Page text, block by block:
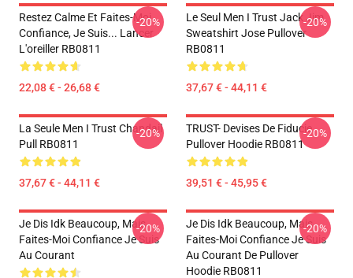
Restez Calme Et Faites-Moi
Confiance, Je Suis... Lancer
L'oreiller RB0811
22,08 € - 26,68 €
-20%
Le Seul Men I Trust Jack Jim
Sweatshirt Jose Pullover
RB0811
37,67 € - 44,11 €
-20%
La Seule Men I Trust Chandail
Pull RB0811
37,67 € - 44,11 €
-20%
TRUST- Devises De Fiducie
Pullover Hoodie RB0811
39,51 € - 45,95 €
-20%
Je Dis Idk Beaucoup, Mais
Faites-Moi Confiance Je Suis
Au Courant
-20%
Je Dis Idk Beaucoup, Mais
Faites-Moi Confiance Je Suis
Au Courant De Pullover
Hoodie RB0811
-20%